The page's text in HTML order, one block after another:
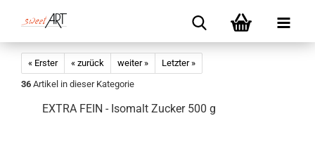
« Erster « zurück weiter »
Letzter »
36 Artikel in dieser Kategorie
EXTRA FEIN - Isomalt Zucker 500 g